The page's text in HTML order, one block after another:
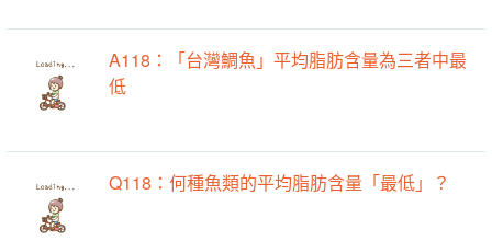
A118：「台灣鯛魚」平均脂肪含量為三者中最
低
Q118：何種魚類的平均脂肪含量「最低」？